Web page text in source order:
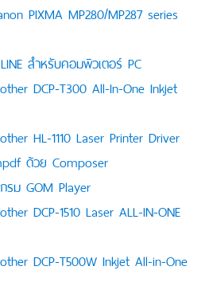
PIXMA MP280/MP287 series
สำหรับคอมพิวเตอร์ PC
DCP-T300 All-In-One Inkjet
HL-1110 Laser Printer Driver
ด้วย Composer
รม GOM Player
DCP-1510 Laser ALL-IN-ONE
DCP-T500W Inkjet All-in-One